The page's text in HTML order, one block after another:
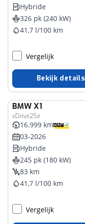
Hybride
326 pk (240 kW)
41,7 l/100 km
Vergelijk
Bekijk details
BMWX1
xDrive25e
16.999 km
03-2026
Hybride
245 pk (180 kW)
83 km
41,7 l/100 km
Vergelijk